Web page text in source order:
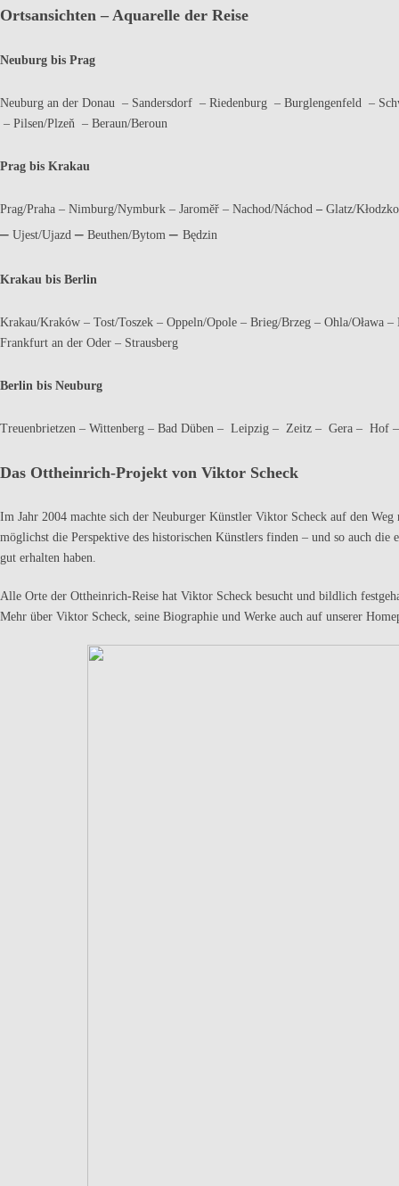
Ortsansichten – Aquarelle der Reise
Neuburg bis Prag
Neuburg an der Donau – Sandersdorf – Riedenburg – Burglengenfeld –
– Pilsen/Plzeň – Beraun/Beroun
Prag bis Krakau
Prag/Praha – Nimburg/Nymburk – Jaromĕř – Nachod/Náchod – Glatz/
– Ujest/Ujazd – Beuthen/Bytom – Będzin
Krakau bis Berlin
Krakau/Kraków – Tost/Toszek – Oppeln/Opole – Brieg/Brzeg – Ohla/Oława
Frankfurt an der Oder – Strausberg
Berlin bis Neuburg
Treuenbrietzen – Wittenberg – Bad Düben – Leipzig – Zeitz – Gera – Hof
Das Ottheinrich-Projekt von Viktor Scheck
Im Jahr 2004 machte sich der Neuburger Künstler Viktor Scheck auf den
möglichst die Perspektive des historischen Künstlers finden – und so auch
gut erhalten haben.
Alle Orte der Ottheinrich-Reise hat Viktor Scheck besucht und bildlich
Mehr über Viktor Scheck, seine Biographie und Werke auch auf unserer